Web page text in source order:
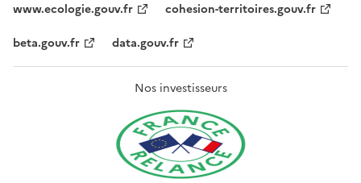
www.ecologie.gouv.fr
cohesion-territoires.gouv.fr
beta.gouv.fr
data.gouv.fr
Nos investisseurs